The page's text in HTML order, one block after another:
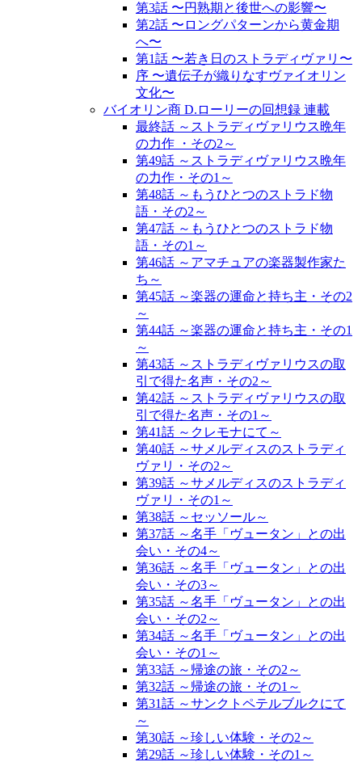
第3話 〜円熟期と後世への影響〜
第2話 〜ロングパターンから黄金期
へ〜
第1話 〜若き日のストラディヴァリ〜
序 〜遺伝子が織りなすヴァイオリン
文化〜
バイオリン商 D.ローリーの回想録 連載
最終話 ～ストラディヴァリウス晩年
の力作 ・その2～
第49話 ～ストラディヴァリウス晩年
の力作・その1～
第48話 ～もうひとつのストラド物
語・その2～
第47話 ～もうひとつのストラド物
語・その1～
第46話 ～アマチュアの楽器製作家た
ち～
第45話 ～楽器の運命と持ち主・その2
～
第44話 ～楽器の運命と持ち主・その1
～
第43話 ～ストラディヴァリウスの取
引で得た名声・その2～
第42話 ～ストラディヴァリウスの取
引で得た名声・その1～
第41話 ～クレモナにて～
第40話 ～サメルディスのストラディ
ヴァリ・その2～
第39話 ～サメルディスのストラディ
ヴァリ・その1～
第38話 ～セッソール～
第37話 ～名手「ヴュータン」との出
会い・その4～
第36話 ～名手「ヴュータン」との出
会い・その3～
第35話 ～名手「ヴュータン」との出
会い・その2～
第34話 ～名手「ヴュータン」との出
会い・その1～
第33話 ～帰途の旅・その2～
第32話 ～帰途の旅・その1～
第31話 ～サンクトペテルブルクにて
～
第30話 ～珍しい体験・その2～
第29話 ～珍しい体験・その1～